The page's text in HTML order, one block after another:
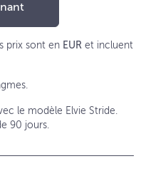
prix sont en EUR et incluent
le modèle Elvie Stride.
90 jours.